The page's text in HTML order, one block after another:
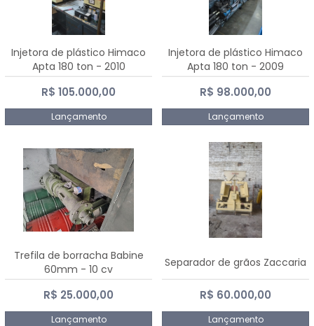
Injetora de plástico Himaco
Apta 180 ton - 2010
R$ 105.000,00
Lançamento
Injetora de plástico Himaco
Apta 180 ton - 2009
R$ 98.000,00
Lançamento
Trefila de borracha Babine
60mm - 10 cv
R$ 25.000,00
Lançamento
Separador de grãos Zaccaria
R$ 60.000,00
Lançamento